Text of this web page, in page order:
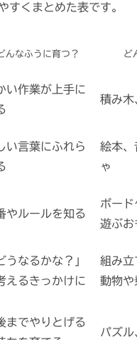
すくまとめた表です。
んなふうに育つ？ ど
い作業が上手に
積み木
い言葉にふれら
絵本、
ゃ
やルールを知る
ボード
遊ぶお
うなるかな？」
えるきっかけに
組み立
動物や
までやりとげる
パズル